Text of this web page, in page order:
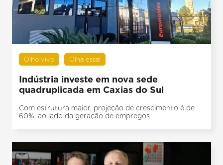
Olho vivo Olha essa!
Indústria investe em nova sede
quadruplicada em Caxias do Sul
Com estrutura maior, projeção de crescimento é de
60%, ao lado da geração de empregos